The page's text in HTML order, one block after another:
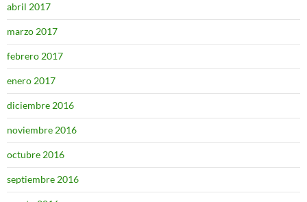
abril 2017
marzo 2017
febrero 2017
enero 2017
diciembre 2016
noviembre 2016
octubre 2016
septiembre 2016